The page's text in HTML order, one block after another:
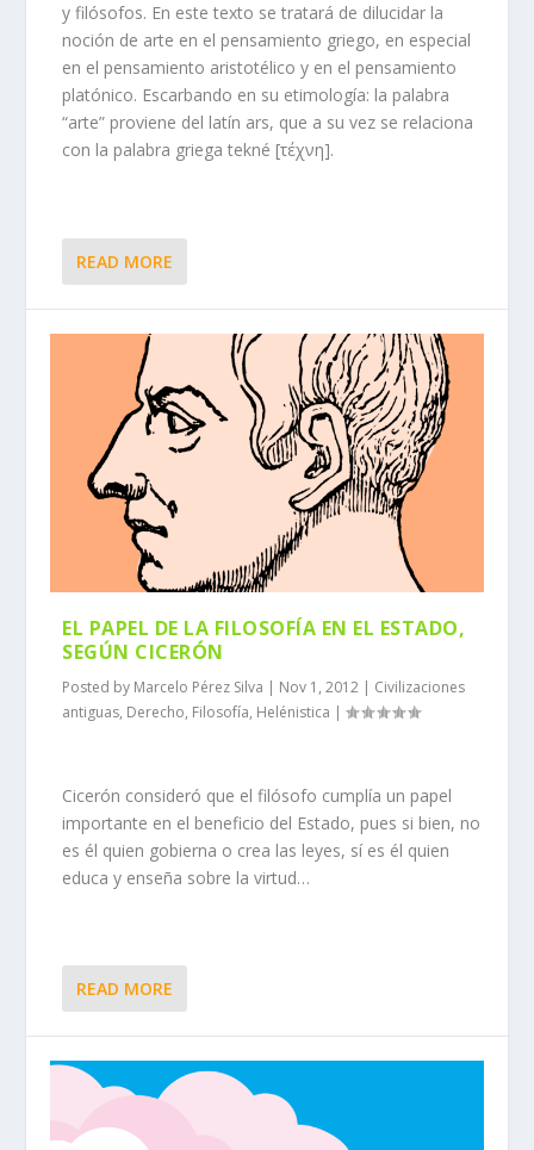
y filósofos. En este texto se tratará de dilucidar la
noción de arte en el pensamiento griego, en especial
en el pensamiento aristotélico y en el pensamiento
platónico. Escarbando en su etimología: la palabra
“arte” proviene del latín ars, que a su vez se relaciona
con la palabra griega tekné [τέχνη].
READ MORE
EL PAPEL DE LA FILOSOFÍA EN EL ESTADO,
SEGÚN CICERÓN
Posted by Marcelo Pérez Silva | Nov 1, 2012 | Civilizaciones
antiguas, Derecho, Filosofía, Helénistica |
Cicerón consideró que el filósofo cumplía un papel
importante en el beneficio del Estado, pues si bien, no
es él quien gobierna o crea las leyes, sí es él quien
educa y enseña sobre la virtud…
READ MORE